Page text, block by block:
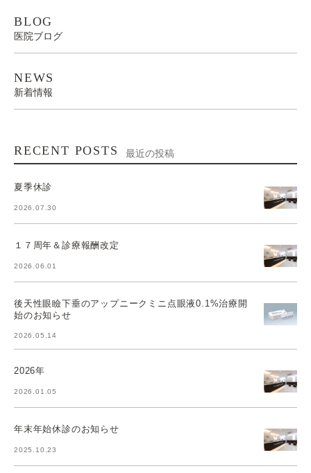
BLOG
医院ブログ
NEWS
新着情報
RECENT POSTS 最近の投稿
夏季休診
2026.07.30
１７周年＆診療報酬改定
2026.06.01
後天性眼瞼下垂のアップニークミニ点眼液0.1%治療開
始のお知らせ
2026.05.14
2026年
2026.01.05
年末年始休診のお知らせ
2025.10.23